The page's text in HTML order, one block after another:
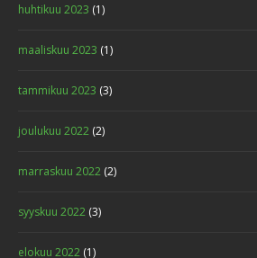
huhtikuu 2023 (1)
maaliskuu 2023 (1)
tammikuu 2023 (3)
joulukuu 2022 (2)
marraskuu 2022 (2)
syyskuu 2022 (3)
elokuu 2022 (1)